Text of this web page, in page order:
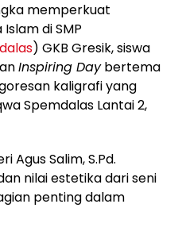
memperkuat
di SMP
) GKB Gresik, siswa
Inspiring Daybertema
kaligrafi yang
Spemdalas Lantai 2,
Agus Salim, S.Pd.
nilai estetika dari seni
penting dalam